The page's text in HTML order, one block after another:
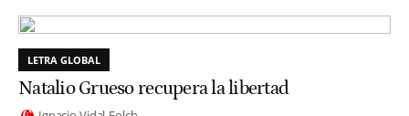
LETRA GLOBAL
Natalio Grueso recupera la libertad